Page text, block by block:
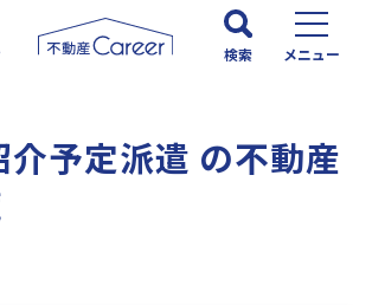
検索 メニュー
介予定派遣 の不動産